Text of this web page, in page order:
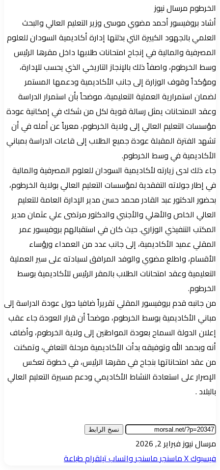
الخرطوم مرسال نيوز
أشاد بروفيسور أحمد مضوي موسى وزير التعليم العالي والبحث
العلمي بالجهود الكبيرة التي بذلتها إدارة أكاديمية السودان للعلوم
المصرفية والمالية في إنجاح امتحانات طلابها داخل مقرها الرئيس
وسط الخرطوم، واصفاً ذلك بالإنجاز التاريخي الذي يحسب للإدارة،
ومؤكداً وقوف الوزارة إلى جانب الأكاديمية ودعمها المستمر
لضمان استمرارية العملية التعليمية، موضحاً بأن استمرار الدراسة
وعقد الامتحانات يمثل رسالة قوية لكل من شكك في إمكانية عودة
مؤسسات التعليم العالي إلى ولاية الخرطوم، معرباً عن أمله في أن
تشهد الفترة المقبلة عودة جميع الطلاب إلى قاعات الدراسة بمباني
الأكاديمية في وسط الخرطوم.
جاء ذلك لدى زيارته لأكاديمية السودان للعلوم المصرفية والمالية
في إطار جولاته التفقدية لمؤسسات التعليم العالي بولاية الخرطوم،
بحضور الدكتور عبد القادر محمد حسن مدير الإدارة العامة للتعليم
العالي الخاص والأهلي والأجنبي والدكتور مرتضى علي عثمان مدير
المكتب التنفيذي الوزاري. حيث كان في استقبالهم بروفيسور عمر
المقلي عميد الأكاديمية، إلى جانب عدد من العمداء ورؤساء
الأقسام، واطلع مضوي والوفد المرافق لسيادته على سير العملية
التعليمية وعقد امتحانات الطلاب بالمقر الرئيس للأكاديمية بوسط
الخرطوم.
من جانبه قدم بروفيسور المقلي تقريراً ضافيا حول عودة الدراسة إلى
مباني الأكاديمية بوسط الخرطوم، موضحاً أن قرار العودة جاء عقب
إعلان الدولة السماح بعودة المواطنين إلى ولاية الخرطوم، وأضاف
أنه وبحمد الله وتوفيقه بدأت الأكاديمية مرحلة التعافي، وتمكنت
من عقد امتحاناتها بنجاح في مقرها الرئيس، في خطوة تعكس
الإصرار على استعادة النشاط الأكاديمي ودعم مسيرة التعليم العالي
بالبلاد .
نسخ الرابط
مرسال نيوزأرسل
بريدا
فبراير 2, 2026
فيسبوك‫Xماسنجرماسنجرواتسابتيلقرامطباعة